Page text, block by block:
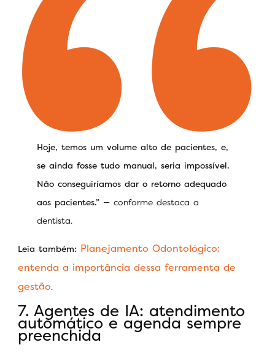
Hoje, temos um volume alto de pacientes, e,
se ainda fosse tudo manual, seria impossível.
Não conseguiríamos dar o retorno adequado
aos pacientes.” — conforme destaca a
dentista.
Leia também: Planejamento Odontológico:
entenda a importância dessa ferramenta de
gestão.
7. Agentes de IA: atendimento
automático e agenda sempre
preenchida